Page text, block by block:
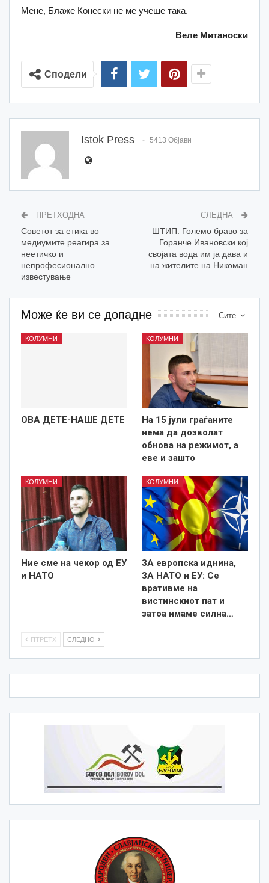
Мене, Блаже Конески не ме учеше така.
Веле Митаноски
Сподели
Istok Press 5413 Објави
ПРЕТХОДНА
Советот за етика во
медиумите реагира за
неетичко и
непрофесионално
известување
СЛЕДНА
ШТИП: Големо браво за
Горанче Ивановски кој
својата вода им ја дава и
на жителите на Никоман
Сите
Може ќе ви се допадне
КОЛУМНИ
ОВА ДЕТЕ-НАШЕ ДЕТЕ
КОЛУМНИ
На 15 јули граѓаните
нема да дозволат
обнова на режимот, а
еве и зашто
КОЛУМНИ
Ние сме на чекор од ЕУ
и НАТО
КОЛУМНИ
ЗА европска иднина,
ЗА НАТО и ЕУ: Се
вративме на
вистинскиот пат и
затоа имаме силна…
ПТРЕТХ СЛЕДНО